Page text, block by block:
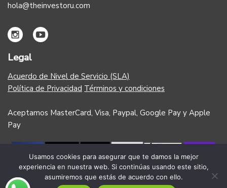
hola@theinvestoru.com
Legal
Acuerdo de Nivel de Servicio (SLA)
Política de Privacidad Términos y condiciones
Aceptamos MasterCard, Visa, Paypal, Google Pay y Apple
Pay
Copyright 2023 - The Investor U - Todos los derechos
Usamos cookies para asegurar que te damos la mejor
experiencia en nuestra web. Si continúas usando este sitio,
asumiremos que estás de acuerdo con ello.